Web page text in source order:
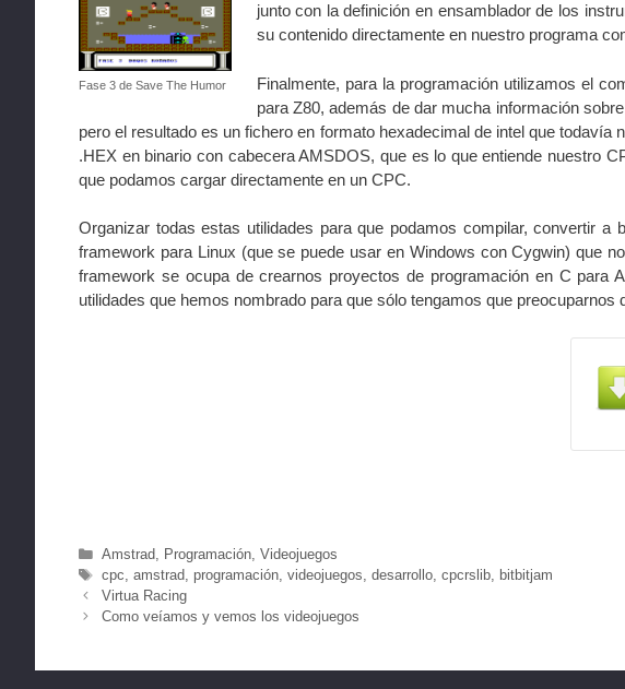
Fase 3 de Save The Humor
junto con la definición en ensamblador de los
su contenido directamente en nuestro programa
Finalmente, para la programación utilizamos el
para Z80, además de dar mucha información
pero el resultado es un fichero en formato hexadecimal de intel que
.HEX en binario con cabecera AMSDOS, que es lo que entiende nuestro
que podamos cargar directamente en un CPC.
Organizar todas estas utilidades para que podamos compilar, convertir
framework para Linux (que se puede usar en Windows con Cygwin) que
framework se ocupa de crearnos proyectos de programación en C para
utilidades que hemos nombrado para que sólo tengamos que preocuparnos
Categorías
Amstrad, Programación, Videojuegos
Etiquetas
cpc amstrad, programación, videojuegos desarrollo, cpcrslib, bitbitjam
Virtua Racing
Como veíamos y vemos los videojuegos